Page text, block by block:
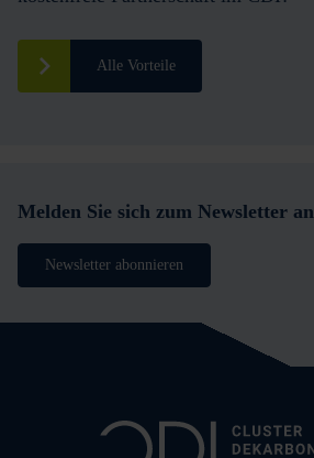
Alle Vorteile
Melden Sie sich zum Newsletter an
Newsletter abonnieren